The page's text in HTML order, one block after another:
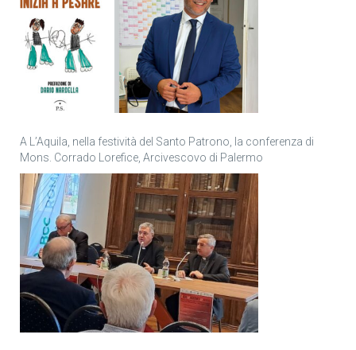
A L’Aquila, nella festività del Santo Patrono, la conferenza di
Mons. Corrado Lorefice, Arcivescovo di Palermo